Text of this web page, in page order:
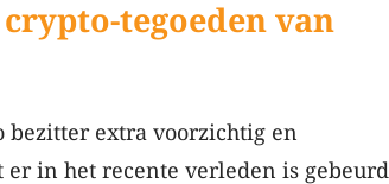
tegoeden van
bezitter extra voorzichtig en
in het recente verleden is gebeurd